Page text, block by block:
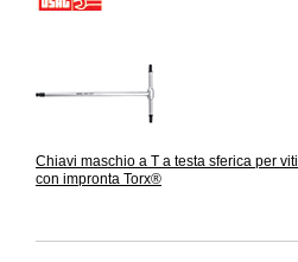
Chiavi maschio a T a testa sferica per viti
con impronta Torx®